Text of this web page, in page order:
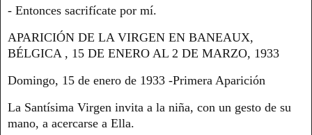
- Entonces sacrifícate por mí.
APARICIÓN DE LA VIRGEN EN BANEAUX,
BÉLGICA , 15 DE ENERO AL 2 DE MARZO, 1933
Domingo, 15 de enero de 1933 -Primera Aparición
La Santísima Virgen invita a la niña, con un gesto de su
mano, a acercarse a Ella.